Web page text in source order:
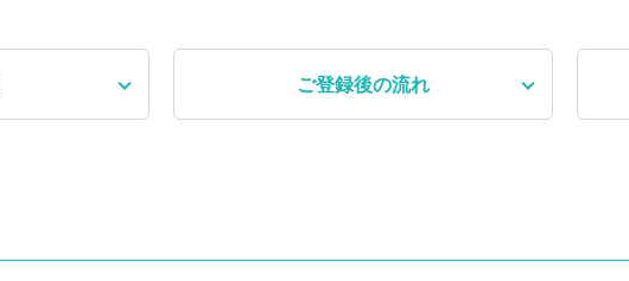
ご登録後の流れ